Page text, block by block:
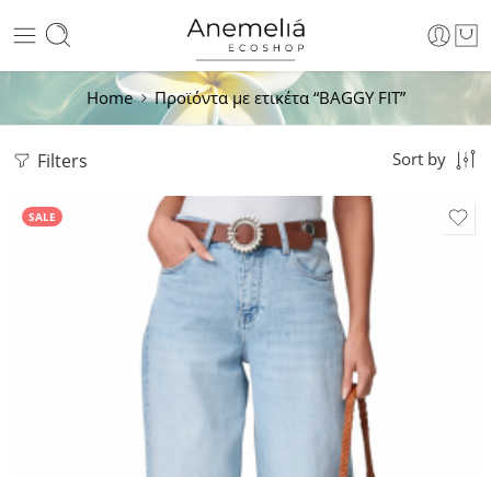
Home Προϊόντα με ετικέτα “BAGGY FIT”
Filters Sort by
SALE